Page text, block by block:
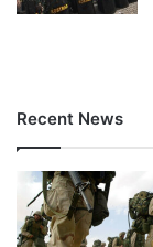
Recent News